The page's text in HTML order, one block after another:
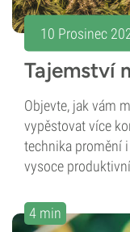
10 Prosinec
Tajemství
Objevte, jak vám
vypěstovat více
technika promění
vysoce
4 min